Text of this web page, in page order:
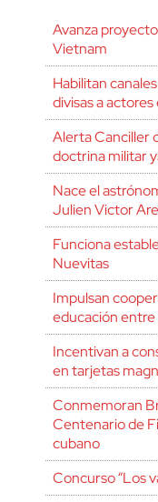
Avanza
Vietnam
Habilitan
divisas a
Alerta Canciller
doctrina militar
Nace el
Julien Victor
Funciona
Nuevitas
Impulsan
educación
Incentivan a
en tarjetas
Conmemoran
Centenario de
cubano
Concurso “Los